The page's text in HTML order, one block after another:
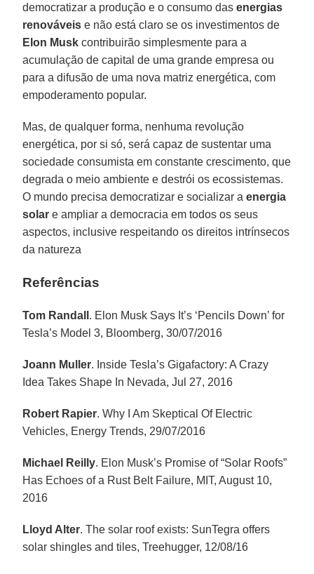
democratizar a produção e o consumo dasenergias
renováveis e não está claro se os investimentos de
Elon Musk contribuirão simplesmente para a
acumulação de capital de uma grande empresa ou
para a difusão de uma nova matriz energética, com
empoderamento popular.
Mas, de qualquer forma, nenhuma revolução
energética, por si só, será capaz de sustentar uma
sociedade consumista em constante crescimento, que
degrada o meio ambiente e destrói os ecossistemas.
O mundo precisa democratizar e socializar aenergia
solar e ampliar a democracia em todos os seus
aspectos, inclusive respeitando os direitos intrínsecos
da natureza
Referências
Tom Randall . Elon Musk Says It’s ‘Pencils Down’ for
Tesla’s Model 3, Bloomberg, 30/07/2016
Joann Muller. Inside Tesla’s Gigafactory: A Crazy
Idea Takes Shape In Nevada, Jul 27, 2016
Robert Rapier. Why I Am Skeptical Of Electric
Vehicles, Energy Trends, 29/07/2016
Michael Reilly. Elon Musk’s Promise of “Solar Roofs”
Has Echoes of a Rust Belt Failure, MIT, August 10,
2016
Lloyd Alter. The solar roof exists: SunTegra offers
solar shingles and tiles, Treehugger, 12/08/16